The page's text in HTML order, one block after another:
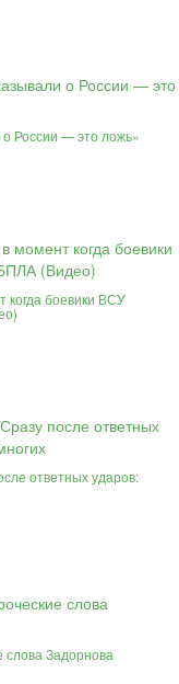
о России — это ложь»
когда боевики ВСУ
ответных ударов:
слова Задорнова